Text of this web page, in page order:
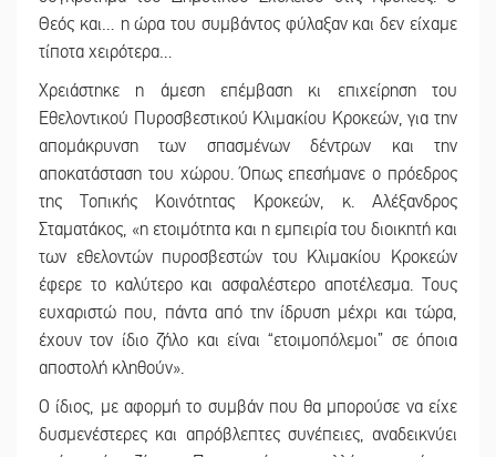
Θεός και… η ώρα του συμβάντος φύλαξαν και δεν είχαμε
τίποτα χειρότερα…
Χρειάστηκε η άμεση επέμβαση κι επιχείρηση του
Εθελοντικού Πυροσβεστικού Κλιμακίου Κροκεών, για την
απομάκρυνση των σπασμένων δέντρων και την
αποκατάσταση του χώρου. Όπως επεσήμανε ο πρόεδρος
της Τοπικής Κοινότητας Κροκεών, κ. Αλέξανδρος
Σταματάκος, «η ετοιμότητα και η εμπειρία του διοικητή και
των εθελοντών πυροσβεστών του Κλιμακίου Κροκεών
έφερε το καλύτερο και ασφαλέστερο αποτέλεσμα. Τους
ευχαριστώ που, πάντα από την ίδρυση μέχρι και τώρα,
έχουν τον ίδιο ζήλο και είναι “ετοιμοπόλεμοι” σε όποια
αποστολή κληθούν».
Ο ίδιος, με αφορμή το συμβάν που θα μπορούσε να είχε
δυσμενέστερες και απρόβλεπτες συνέπειες, αναδεικνύει